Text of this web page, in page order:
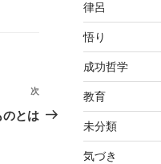
次
の
次
のとは
律呂
悟り
成功哲学
教育
未分類
気づき